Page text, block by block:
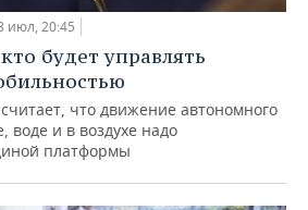
июл, 20:45
будет управлять
что движение автономного
воде и в воздухе надо
платформы